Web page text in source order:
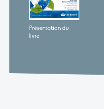
Présentation du
livre